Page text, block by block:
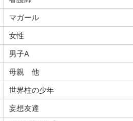
マガール
女性
男子A
母親 他
世界柱の少年
妄想友達